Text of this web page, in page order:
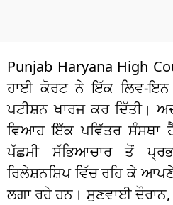
ਚੋਣਾਂ 2026
Punjab Haryana High
ਹਾਈ ਕੋਰਟ ਨੇ ਇੱਕ ਲਿਵ-
ਪਟੀਸ਼ਨ ਖਾਰਜ ਕਰ ਦਿੱਤੀ।
ਵਿਆਹ ਇੱਕ ਪਵਿੱਤਰ ਸੰਸਥਾ
ਪੱਛਮੀ ਸੱਭਿਆਚਾਰ ਤੋਂ
ਰਿਲੇਸ਼ਨਸ਼ਿਪ ਵਿੱਚ ਰਹਿ ਕੇ ਆਪਣੇ
ਲਗਾ ਰਹੇ ਹਨ। ਸੁਣਵਾਈ